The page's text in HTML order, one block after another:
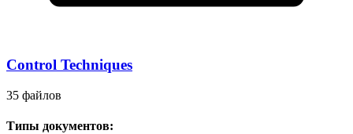
Control Techniques
35 файлов
Типы документов: